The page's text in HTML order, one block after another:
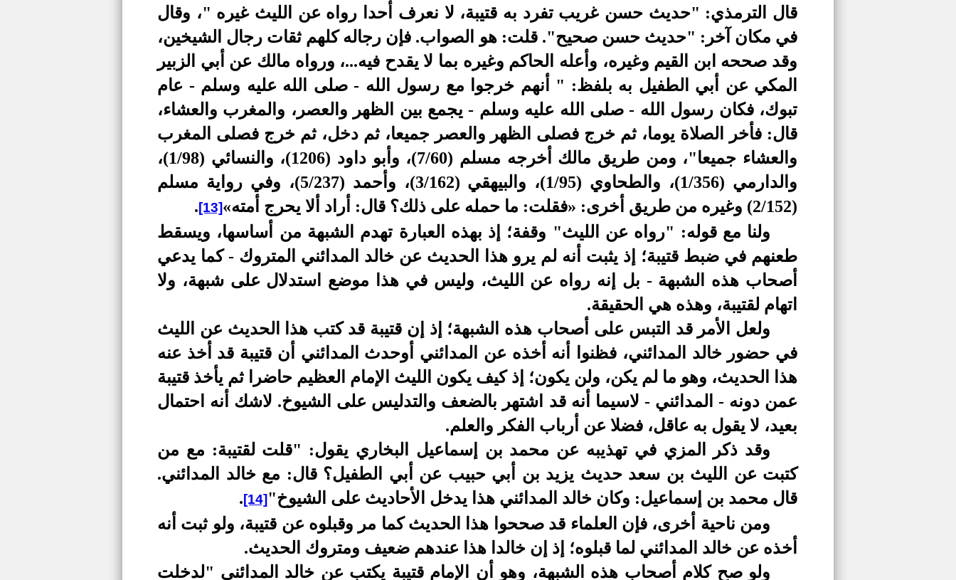
قال الترمذي: "حديث حسن غريب تفرد به قتيبة، لا نعرف أحدا رواه عن الليث غيره "، وقال
في مكان آخر: "حديث حسن صحيح". قلت: هو الصواب. فإن رجاله كلهم ثقات رجال الشيخين،
وقد صححه ابن القيم وغيره، وأعله الحاكم وغيره بما لا يقدح فيه...، ورواه مالك عن أبي الزبير
المكي عن أبي الطفيل به بلفظ: " أنهم خرجوا مع رسول الله - صلى الله عليه وسلم - عام
تبوك، فكان رسول الله - صلى الله عليه وسلم - يجمع بين الظهر والعصر، والمغرب والعشاء،
قال: فأخر الصلاة يوما، ثم خرج فصلى الظهر والعصر جميعا، ثم دخل، ثم خرج فصلى المغرب
والعشاء جميعا"، ومن طريق مالك أخرجه مسلم (7/60)، وأبو داود (1206)، والنسائي (1/98)،
والدارمي (1/356)، والطحاوي (1/95)، والبيهقي (3/162)، وأحمد (5/237)، وفي رواية مسلم
(2/152) وغيره من طريق أخرى: «فقلت: ما حمله على ذلك؟ قال: أراد ألا يحرج أمته»
[13]
.
ولنا مع قوله: "رواه عن الليث" وقفة؛ إذ بهذه العبارة تهدم الشبهة من أساسها، ويسقط
طعنهم في ضبط قتيبة؛ إذ يثبت أنه لم يرو هذا الحديث عن خالد المدائني المتروك - كما يدعي
أصحاب هذه الشبهة - بل إنه رواه عن الليث، وليس في هذا موضع استدلال على شبهة، ولا
اتهام لقتيبة، وهذه هي الحقيقة.
ولعل الأمر قد التبس على أصحاب هذه الشبهة؛ إذ إن قتيبة قد كتب هذا الحديث عن الليث
في حضور خالد المدائني، فظنوا أنه أخذه عن المدائني أوحدث المدائني أن قتيبة قد أخذ عنه
هذا الحديث، وهو ما لم يكن، ولن يكون؛ إذ كيف يكون الليث الإمام العظيم حاضرا ثم يأخذ قتيبة
عمن دونه - المدائني - لاسيما أنه قد اشتهر بالضعف والتدليس على الشيوخ. لاشك أنه احتمال
بعيد، لا يقول به عاقل، فضلا عن أرباب الفكر والعلم.
وقد ذكر المزي في تهذيبه عن محمد بن إسماعيل البخاري يقول: "قلت لقتيبة: مع من
كتبت عن الليث بن سعد حديث يزيد بن أبي حبيب عن أبي الطفيل؟ قال: مع خالد المدائني.
قال محمد بن إسماعيل: وكان خالد المدائني هذا يدخل الأحاديث على الشيوخ"[14]
.
ومن ناحية أخرى، فإن العلماء قد صححوا هذا الحديث كما مر وقبلوه عن قتيبة، ولو ثبت أنه
أخذه عن خالد المدائني لما قبلوه؛ إذ إن خالدا هذا عندهم ضعيف ومتروك الحديث.
ولو صح كلام أصحاب هذه الشبهة، وهو أن الإمام قتيبة يكتب عن خالد المدائني "لدخلت